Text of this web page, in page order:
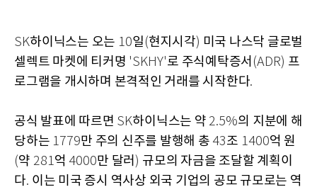
SK하이닉스는 오는 10일 (현지시각) 미국 나스닥 글로벌
셀렉트 마켓에 티커명 'SKHY'로 주식예탁증서 (ADR) 프
로그램을 개시하며 본격적인 거래를 시작한다.
공식 발표에 따르면 SK하이닉스는 약 2.5%의 지분에 해
당하는 1779만 주의 신주를 발행해 총 43조 1400억 원
(약 281억 4000만 달러 ) 규모의 자금을 조달할 계획이
다. 이는 미국 증시 역사상 외국 기업의 공모 규모로는 역